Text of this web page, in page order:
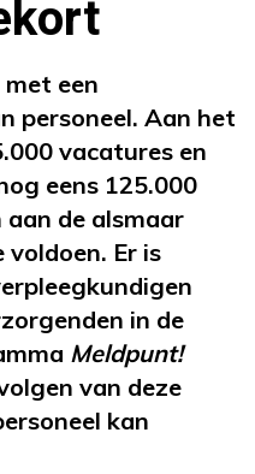
een
personeel. Aan het
vacatures en
eens 125.000
de alsmaar
Er is
in de
Meldpunt!
van deze
kan